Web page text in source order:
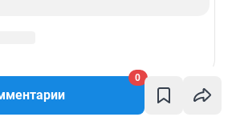
0